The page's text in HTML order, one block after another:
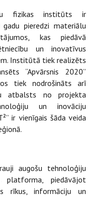
fizikas institūts ir
pieredzi materiālu
kas piedāvā
un inovatīvus
Institūtā tiek realizēts
“Apvārsnis 2020”
tiek nodrošināts arī
atbalsts no projekta
un inovāciju
ir vienīgais šāda veida
augošu tehnoloģiju
platforma, piedāvājot
rīkus, informāciju un